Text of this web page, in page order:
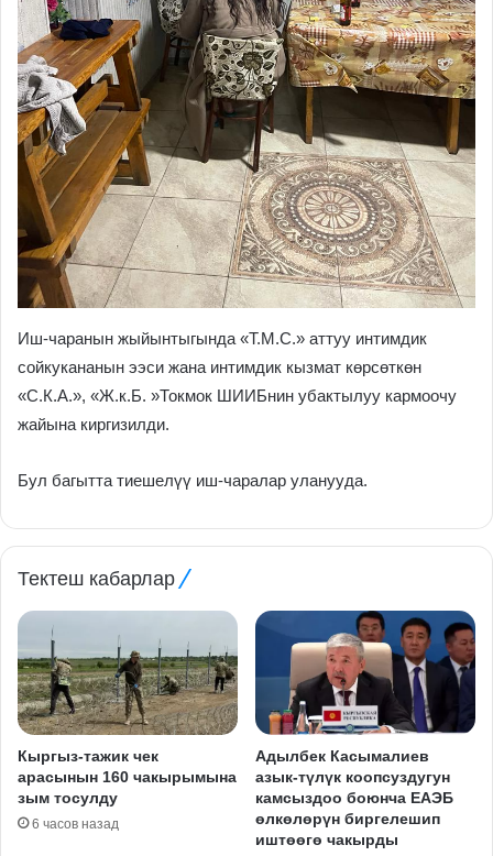
Иш-чаранын жыйынтыгында «Т.М.С.» аттуу интимдик
сойкукананын ээси жана интимдик кызмат көрсөткөн
«С.К.А.», «Ж.к.Б. »Токмок ШИИБнин убактылуу кармоочу
жайына киргизилди.
Бул багытта тиешелүү иш-чаралар уланууда.
Тектеш кабарлар
Кыргыз-тажик чек
арасынын 160 чакырымына
зым тосулду
6 часов назад
Адылбек Касымалиев
азык-түлүк коопсуздугун
камсыздоо боюнча ЕАЭБ
өлкөлөрүн биргелешип
иштөөгө чакырды